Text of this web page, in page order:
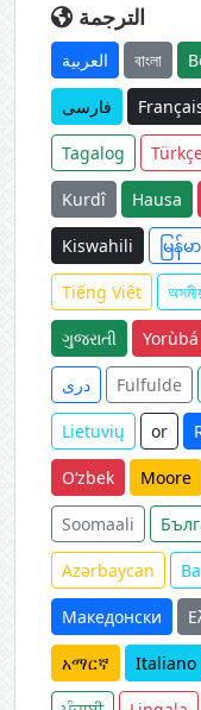
الترجمة
العربية বাংলা
فارسی
Tagalog
Kurdî Hausa
Kiswahili မြန်မာ
Tiếng Việt
ગુજરાતી Yorùbá
دری Fulfulde
Lietuvių or
O‘zbek Moore
Soomaali
Azərbaycan
Македонски
አማርኛ Italiano